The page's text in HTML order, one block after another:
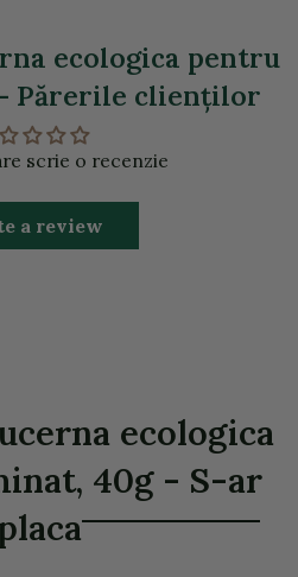
ecologica pentru
Părerile clienţilor
scrie o recenzie
a review
ecologica
40g - S-ar